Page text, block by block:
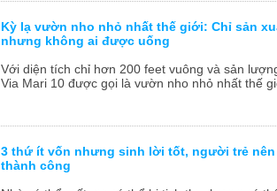
Kỳ lạ vườn nho nhỏ nhất thế giới: Chỉ sản
nhưng không ai được uống
Với diện tích chỉ hơn 200 feet vuông và sản
Via Mari 10 được gọi là vườn nho nhỏ nhất thế
3 thứ ít vốn nhưng sinh lời tốt, người trẻ
thành công